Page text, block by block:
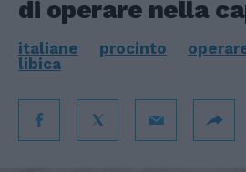
di operare nella
italiane procinto
libica